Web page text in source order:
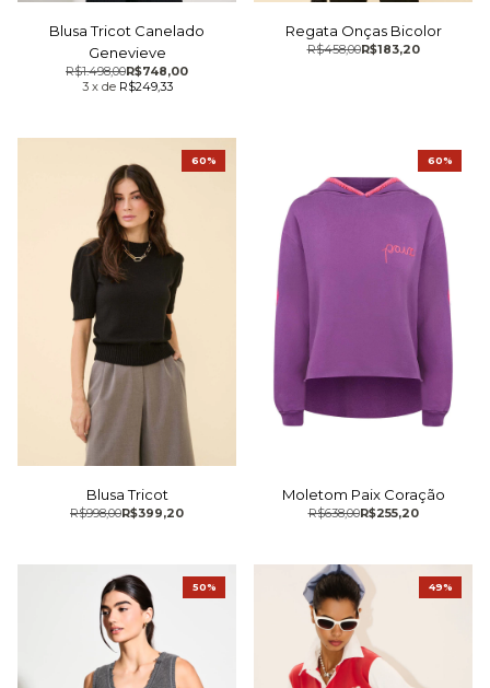
Blusa Tricot Canelado
Genevieve
R$748,00
R$1.498,00
3 x de R$249,33
Regata Onças Bicolor
R$183,20
R$458,00
Blusa Tricot
R$399,20
R$998,00
60%
Moletom Paix Coração
R$255,20
R$638,00
60%
50% 49%